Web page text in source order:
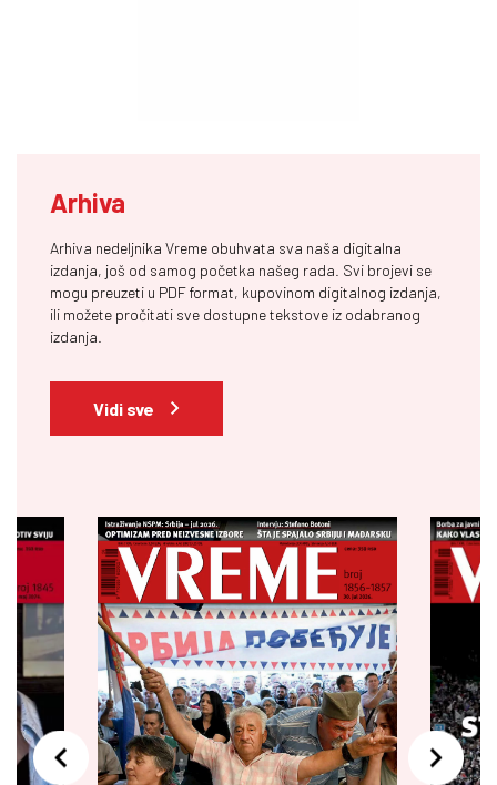
Arhiva
Arhiva nedeljnika Vreme obuhvata sva naša digitalna
izdanja, još od samog početka našeg rada. Svi brojevi se
mogu preuzeti u PDF format, kupovinom digitalnog izdanja,
ili možete pročitati sve dostupne tekstove iz odabranog
izdanja.
Vidi sve